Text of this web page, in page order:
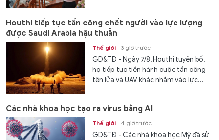
Houthi tiếp tục tấn công chết người vào lực lượng
được Saudi Arabia hậu thuẫn
Thế giới 3 giờ trước
GD&TĐ - Ngày 7/8, Houthi tuyên bố,
họ tiếp tục tiến hành cuộc tấn công
tên lửa và UAV khác nhằm vào lực...
Các nhà khoa học tạo ra virus bằng AI
Thế giới 4 giờ trước
GD&TĐ - Các nhà khoa học Mỹ đã sử